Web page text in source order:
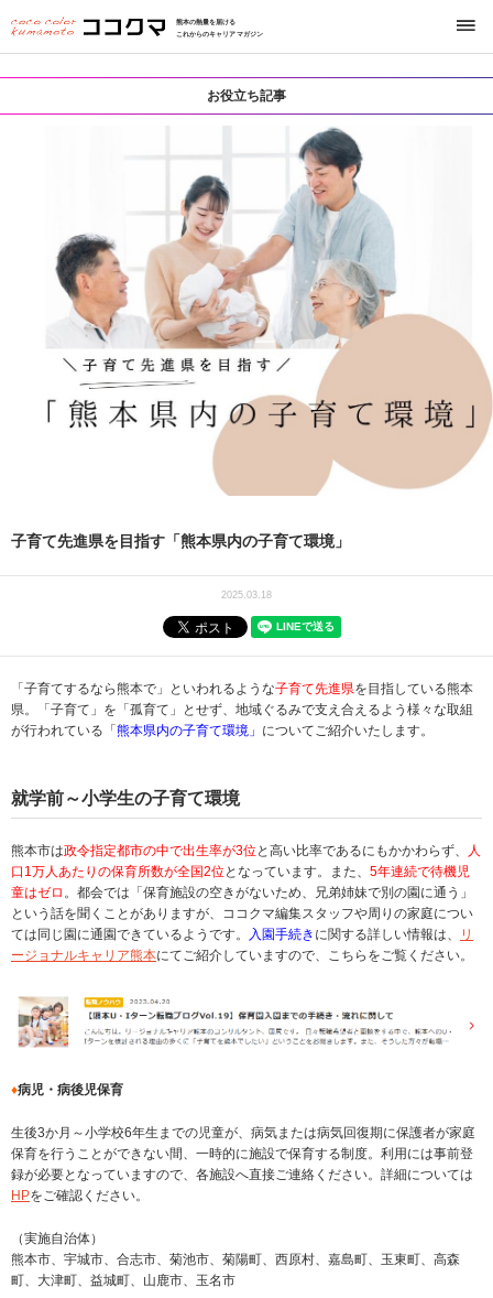
熊本の熱量を届ける
これからのキャリアマガジン
お役立ち記事
子育て先進県を目指す「熊本県内の子育て環境」
2025.03.18
「子育てするなら熊本で」といわれるような子育て先進県を目指している熊本
県。「子育て」を「孤育て」とせず、地域ぐるみで支え合えるよう様々な取組
が行われている「 熊本県内の子育て環境」 についてご紹介いたします。
就学前～小学生の子育て環境
熊本市は政令指定都市の中で出生率が3位 と高い比率であるにもかかわらず、
人
口1万人あたりの保育所数が全国2位 となっています。また、 5年連続で待機児
童はゼロ 。都会では「保育施設の空きがないため、兄弟姉妹で別の園に通う」
という話を聞くことがありますが、ココクマ編集スタッフや周りの家庭につい
ては同じ園に通園できているようです。
入園手続き に関する詳しい情報は、
リ
ージョナルキャリア熊本にてご紹介していますので、こちらをご覧ください。
♦病児・病後児保育
生後3か月～小学校6年生までの児童が、病気または病気回復期に保護者が家庭
保育を行うことができない間、一時的に施設で保育する制度。利用には事前登
録が必要となっていますので、各施設へ直接ご連絡ください。詳細については
HPをご確認ください。
（実施自治体）
熊本市、宇城市、合志市、菊池市、菊陽町、西原村、嘉島町、玉東町、高森
町、大津町、益城町、山鹿市、玉名市